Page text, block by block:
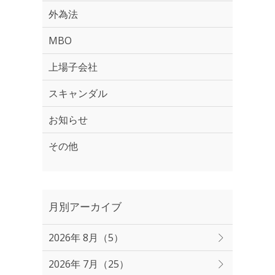
外為法
MBO
上場子会社
スキャンダル
お知らせ
その他
月別アーカイブ
2026年 8月（5）
2026年 7月（25）